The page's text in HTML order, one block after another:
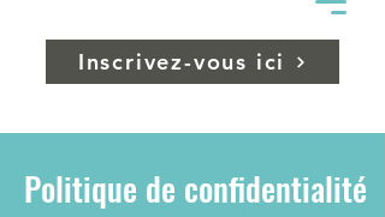
Inscrivez-vous ici
Politique de confidentialité